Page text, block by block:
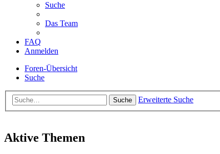
Suche
Das Team
FAQ
Anmelden
Foren-Übersicht
Suche
Suche Erweiterte Suche
Aktive Themen